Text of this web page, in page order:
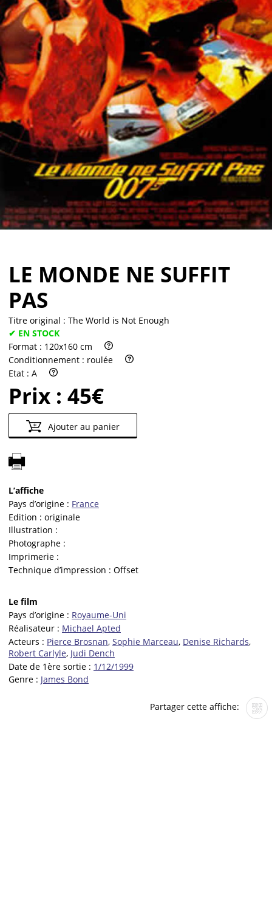
Vendre
LE MONDE NE SUFFIT
PAS
Titre original : The World is Not Enough
✔ EN STOCK
Format : 120x160 cm
Conditionnement : roulée
Etat : A
Prix : 45€
Ajouter au panier
L’affiche
Pays d’origine : France
Edition : originale
Illustration :
Photographe :
Imprimerie :
Technique d’impression : Offset
Le film
Pays d’origine : Royaume-Uni
Réalisateur : Michael Apted
Acteurs : Pierce Brosnan, Sophie Marceau, Denise Richards,
Robert Carlyle, Judi Dench
Date de 1ère sortie : 1/12/1999
Genre : James Bond
Partager cette affiche: